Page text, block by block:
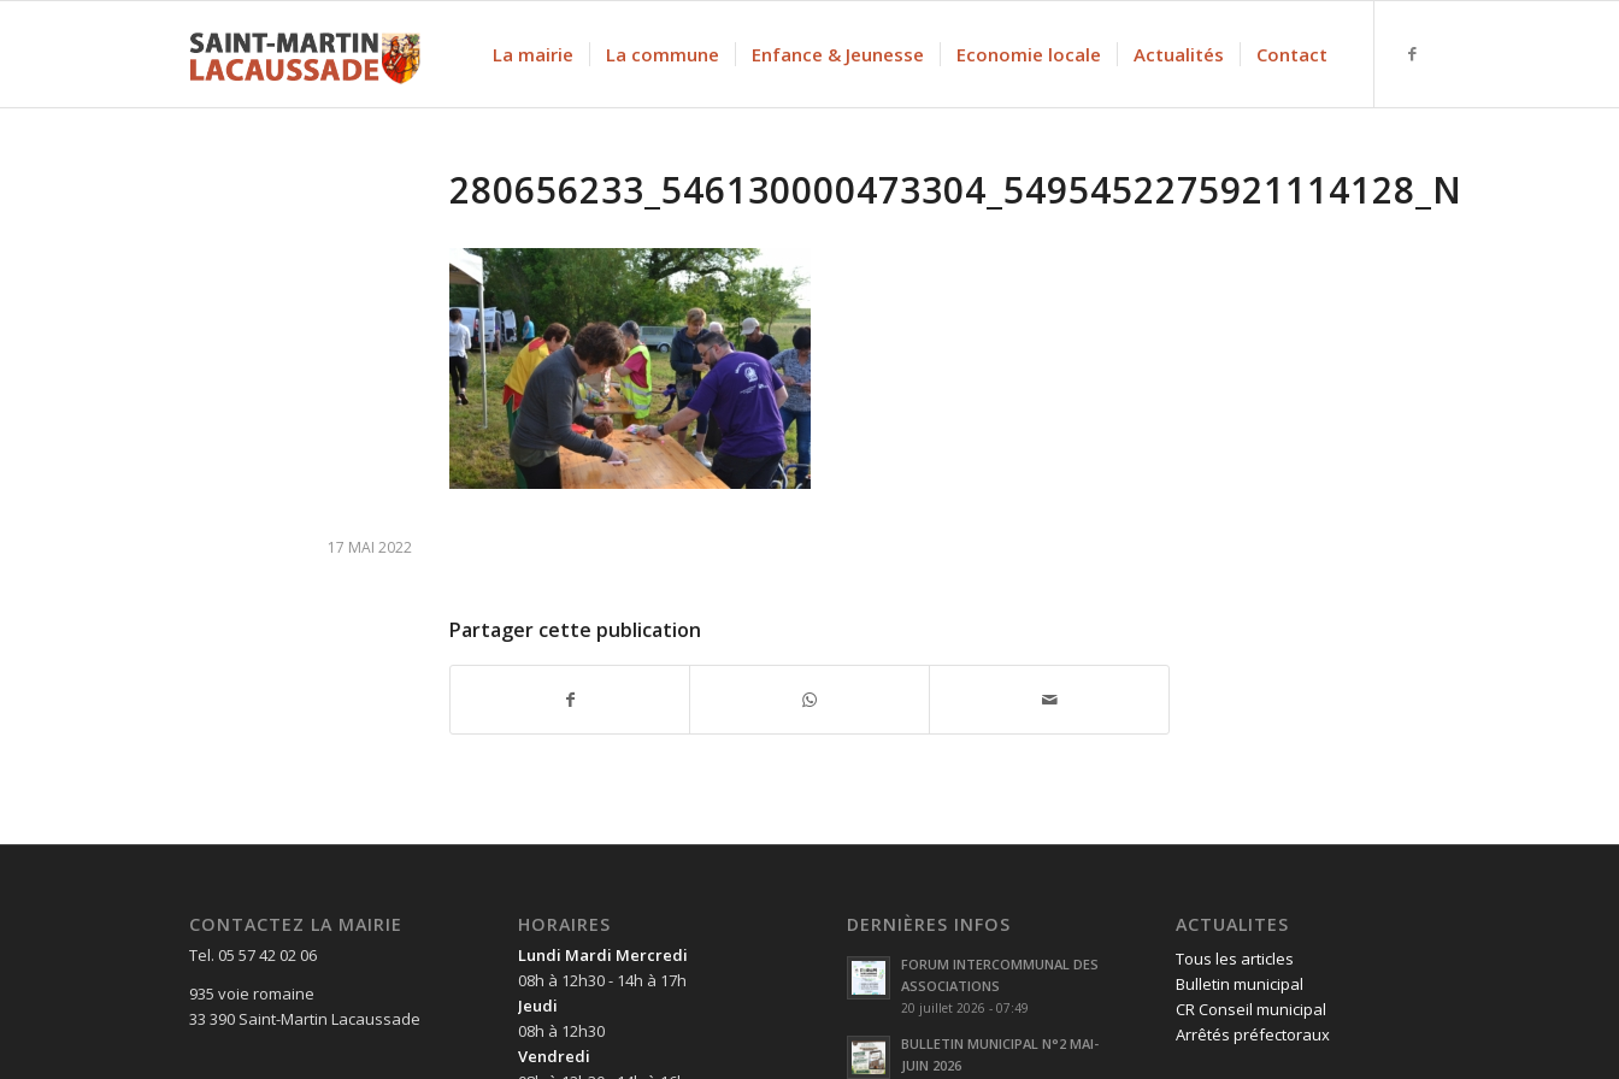
La mairie La commune Enfance & Jeunesse Economie locale Actualités Contact
280656233_546130000473304_5495452275921114128_N
17 MAI 2022
Partager cette publication
CONTACTEZ LA MAIRIE
Tel. 05 57 42 02 06
935 voie romaine
33 390 Saint-Martin Lacaussade
HORAIRES
Lundi Mardi Mercredi
08h à 12h30 - 14h à 17h
Jeudi
08h à 12h30
Vendredi
DERNIÈRES INFOS
FORUM INTERCOMMUNAL DES
ASSOCIATIONS
20 juillet 2026 - 07:49
BULLETIN MUNICIPAL N°2 MAI-
JUIN 2026
ACTUALITES
Tous les articles
Bulletin municipal
CR Conseil municipal
Arrêtés préfectoraux